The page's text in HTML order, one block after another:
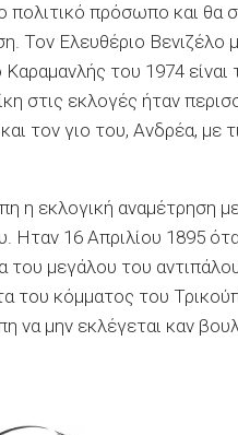
πρόσωπο και θα
Τον Ελευθέριο
του 1974
στις εκλογές ήταν
τον γιο του, Ανδρέα, με
η εκλογική αναμέτρηση
Ηταν 16 Απριλίου 1895
μεγάλου του
του κόμματος του
να μην εκλέγεται καν